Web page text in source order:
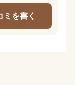
ミを書く